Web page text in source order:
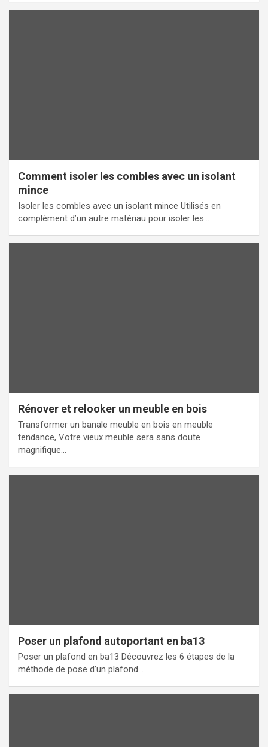
Comment isoler les combles avec un isolant
mince
Isoler les combles avec un isolant mince Utilisés en
complément d’un autre matériau pour isoler les…
Rénover et relooker un meuble en bois
Transformer un banale meuble en bois en meuble
tendance, Votre vieux meuble sera sans doute
magnifique…
Poser un plafond autoportant en ba13
Poser un plafond en ba13 Découvrez les 6 étapes de la
méthode de pose d’un plafond…